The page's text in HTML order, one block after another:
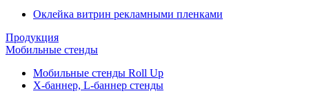
Оклейка витрин рекламными пленками
Продукция
Мобильные стенды
Мобильные стенды Roll Up
Х-баннер, L-баннер стенды